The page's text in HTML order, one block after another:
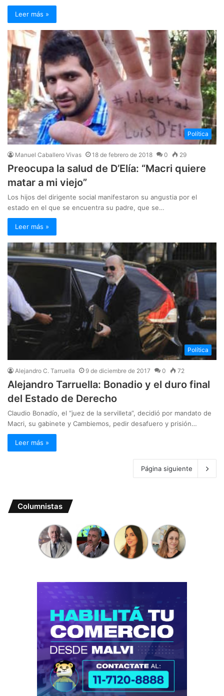
Leer más »
Política
Manuel Caballero Vivas 18 de febrero de 2018 0 29
Preocupa la salud de D’Elía: “Macri quiere
matar a mi viejo”
Los hijos del dirigente social manifestaron su angustia por el
estado en el que se encuentra su padre, que se…
Leer más »
Política
Alejandro C. Tarruella 9 de diciembre de 2017 0 72
Alejandro Tarruella: Bonadio y el duro final
del Estado de Derecho
Claudio Bonadío, el “juez de la servilleta”, decidió por mandato de
Macri, su gabinete y Cambiemos, pedir desafuero y prisión…
Leer más »
Página siguiente
Columnistas